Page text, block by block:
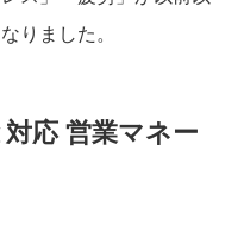
りました。
応 営業マネー